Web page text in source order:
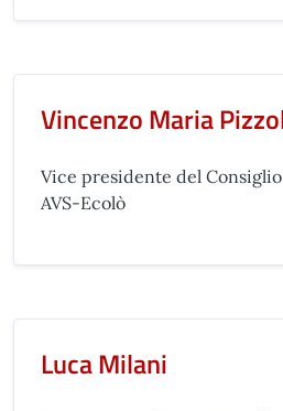
Vincenzo Maria
Vice presidente del
AVS-Ecolò
Luca Milani